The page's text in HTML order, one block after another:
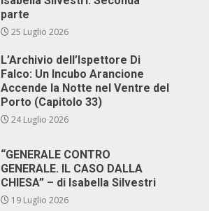
parte
25 Luglio 2026
L’Archivio dell’Ispettore Di
Falco: Un Incubo Arancione
Accende la Notte nel Ventre del
Porto (Capitolo 33)
24 Luglio 2026
“GENERALE CONTRO
GENERALE. IL CASO DALLA
CHIESA” – di Isabella Silvestri
19 Luglio 2026